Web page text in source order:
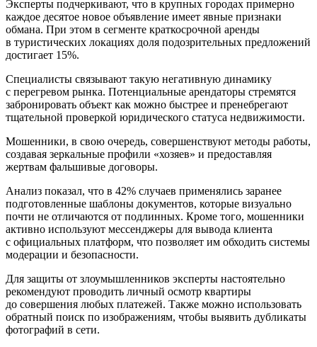
Эксперты подчеркивают, что в крупных городах примерно
каждое десятое новое объявление имеет явные признаки
обмана. При этом в сегменте краткосрочной аренды
в туристических локациях доля подозрительных предложений
достигает 15%.
Специалисты связывают такую негативную динамику
с перегревом рынка. Потенциальные арендаторы стремятся
забронировать объект как можно быстрее и пренебрегают
тщательной проверкой юридического статуса недвижимости.
Мошенники, в свою очередь, совершенствуют методы работы,
создавая зеркальные профили «хозяев» и предоставляя
жертвам фальшивые договоры.
Анализ показал, что в 42% случаев применялись заранее
подготовленные шаблоны документов, которые визуально
почти не отличаются от подлинных. Кроме того, мошенники
активно используют мессенджеры для вывода клиента
с официальных платформ, что позволяет им обходить системы
модерации и безопасности.
Для защиты от злоумышленников эксперты настоятельно
рекомендуют проводить личный осмотр квартиры
до совершения любых платежей. Также можно использовать
обратный поиск по изображениям, чтобы выявить дубликаты
фотографий в сети.